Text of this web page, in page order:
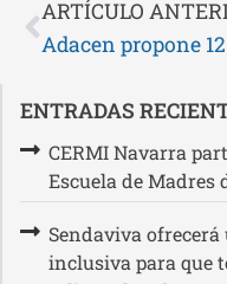
ENTRADAS
CERMI Navarra
Escuela de Madres
Sendaviva
inclusiva para que